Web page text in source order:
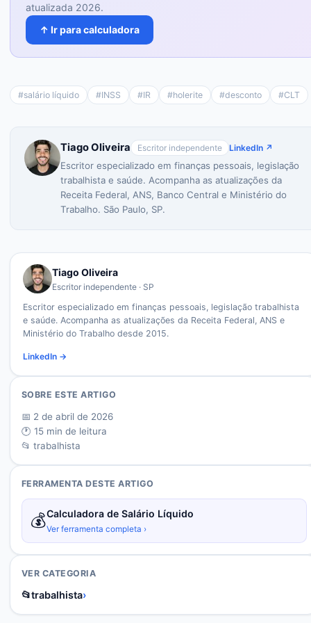
atualizada 2026.
↑ Ir para calculadora
#salário líquido #INSS #IR #holerite #desconto #CLT
Tiago Oliveira Escritor independente LinkedIn ↗
Escritor especializado em finanças pessoais, legislação
trabalhista e saúde. Acompanha as atualizações da
Receita Federal, ANS, Banco Central e Ministério do
Trabalho. São Paulo, SP.
Tiago Oliveira
Escritor independente · SP
Escritor especializado em finanças pessoais, legislação trabalhista
e saúde. Acompanha as atualizações da Receita Federal, ANS e
Ministério do Trabalho desde 2015.
LinkedIn →
SOBRE ESTE ARTIGO
📅 2 de abril de 2026
🕐 15 min de leitura
📂 trabalhista
FERRAMENTA DESTE ARTIGO
💰Calculadora de Salário Líquido
Ver ferramenta completa ›
VER CATEGORIA
📂trabalhista›